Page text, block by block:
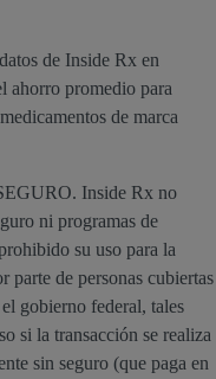
de Inside Rx en
ahorro promedio para
de marca
Inside Rx no
ni programas de
su uso para la
parte de personas cubiertas
gobierno federal, tales
si la transacción se realiza
sin seguro (que paga en